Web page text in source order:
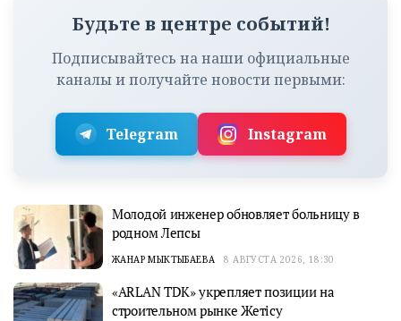
Будьте в центре событий!
Подписывайтесь на наши официальные
каналы и получайте новости первыми:
Telegram Instagram
Молодой инженер обновляет больницу в
родном Лепсы
ЖАНАР МЫКТЫБАЕВА 8 АВГУСТА 2026, 18:30
«ARLAN TDK» укрепляет позиции на
строительном рынке Жетісу